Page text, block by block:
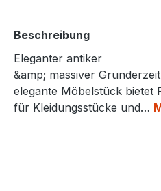
Beschreibung
Eleganter antiker
&amp; massiver
elegante Möbelstück bietet
für Kleidungsstücke und…